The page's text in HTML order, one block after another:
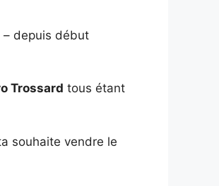
– depuis début
Trossard tous étant
souhaite vendre le